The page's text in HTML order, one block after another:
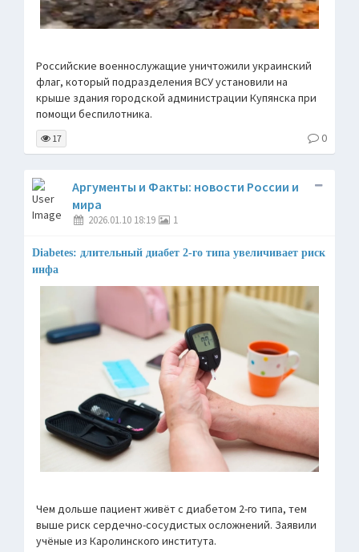
Российские военнослужащие уничтожили украинский
флаг, который подразделения ВСУ установили на
крыше здания городской администрации Купянска при
помощи беспилотника.
17 0
Аргументы и Факты: новости России и
мира
2026.01.10 18:19 1
Diabetes: длительный диабет 2-го типа увеличивает риск
инфа
Чем дольше пациент живёт с диабетом 2-го типа, тем
выше риск сердечно-сосудистых осложнений. Заявили
учёные из Каролинского института.